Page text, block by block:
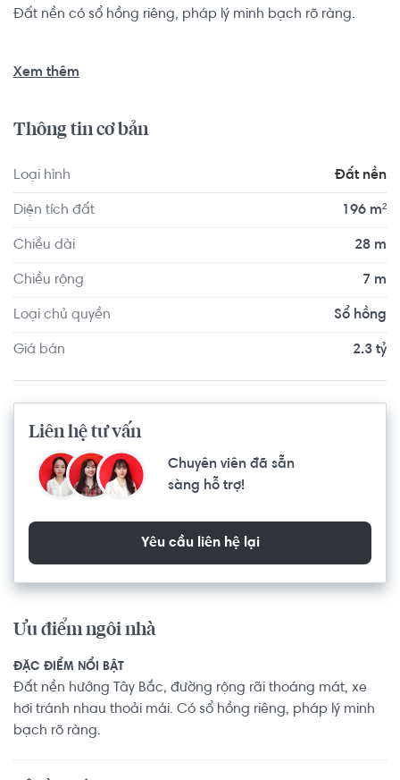
Đất nền có sổ hồng riêng, pháp lý minh bạch rõ ràng.
quanh có đầy đủ mọi tiện ích.
Xem thêm
Thông tin cơ bản
Loại hình Đất nền
Diện tích đất 196 m²
Chiều dài 28 m
Chiều rộng 7 m
Loại chủ quyền Sổ hồng
Giá bán 2.3 tỷ
Liên hệ tư vấn
Chuyên viên đã sẵn
sàng hỗ trợ!
Yêu cầu liên hệ lại
Ưu điểm ngôi nhà
ĐẶC ĐIỂM NỔI BẬT
Đất nền hướng Tây Bắc, đường rộng rãi thoáng mát, xe
hơi tránh nhau thoải mái. Có sổ hồng riêng, pháp lý minh
bạch rõ ràng.